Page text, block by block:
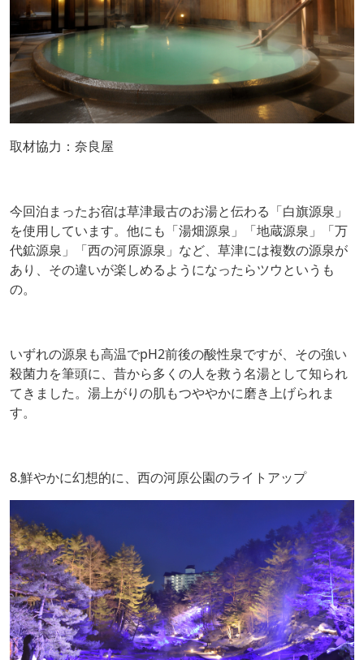
取材協力：奈良屋
今回泊まったお宿は草津最古のお湯と伝わる「白旗源泉」
を使用しています。他にも「湯畑源泉」「地蔵源泉」「万
代鉱源泉」「西の河原源泉」など、草津には複数の源泉が
あり、その違いが楽しめるようになったらツウというも
の。
いずれの源泉も高温でpH2前後の酸性泉ですが、その強い
殺菌力を筆頭に、昔から多くの人を救う名湯として知られ
てきました。湯上がりの肌もつややかに磨き上げられま
す。
8.鮮やかに幻想的に、西の河原公園のライトアップ